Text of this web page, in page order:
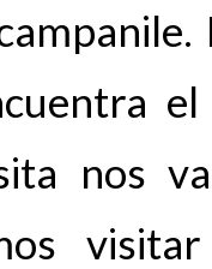
nos